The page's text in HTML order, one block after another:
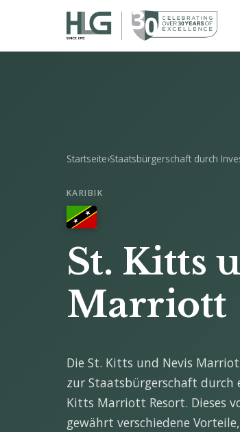
Startseite›Staatsbürgerschaft durch
KARIBIK
St. Kitts
Marriott
Die St. Kitts und Nevis
zur Staatsbürgerschaft durch
Kitts Marriott Resort. Dieses
gewährt verschiedene